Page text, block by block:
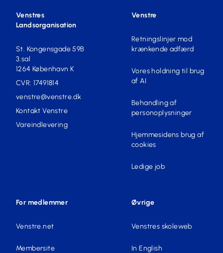
Venstres
Landsorganisation
St. Kongensgade 59B
3.sal
1264 København K
CVR: 17491814
venstre@venstre.dk
Kontakt Venstre
Vareindlevering
Venstre
Retningslinjer mod
krænkende adfærd
Vores holdning til brug
af AI
Behandling af
personoplysninger
Hjemmesidens brug af
cookies
Ledige job
For medlemmer
Venstre.net
Membersite
Øvrige
Venstres skoleweb
In English